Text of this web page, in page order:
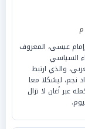
إمام عيسى، المعروف
السياسي
والذي ارتبط
نجم، ليشكلا معا
عبر أغان لا تزال